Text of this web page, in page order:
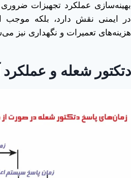
بهینه‌سازی عملکرد تجهیزات ضروری
در ایمنی نقش دارد، بلکه
هزینه‌های تعمیرات و نگهداری نیز
دتکتور شعله و عملکرد